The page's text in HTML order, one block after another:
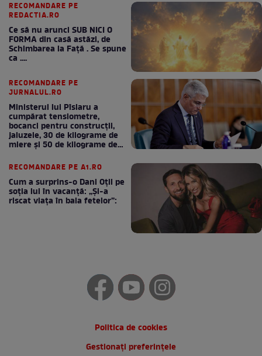
RECOMANDARE PE
REDACTIA.RO
Ce să nu arunci SUB NICI O
FORMA din casă astăzi, de
Schimbarea la Față . Se spune
ca ....
RECOMANDARE PE
JURNALUL.RO
Ministerul lui Pîslaru a
cumpărat tensiometre,
bocanci pentru construcții,
jaluzele, 30 de kilograme de
miere și 50 de kilograme de
RECOMANDARE PE A1.RO
Cum a surprins-o Dani Oțil pe
soția lui în vacanță: „Și-a
riscat viața în baia fetelor”:
Politica de cookies
Gestionați preferințele